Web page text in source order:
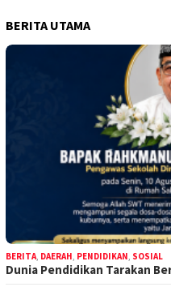
BERITA UTAMA
BERITA, DAERAH, PENDIDIKAN, SOSIAL
Dunia Pendidikan Tarakan